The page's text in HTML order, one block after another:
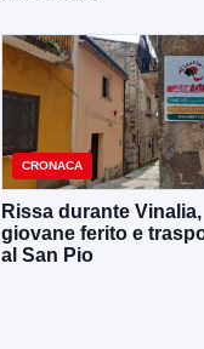
CRONACA
Rissa durante Vinalia,
giovane ferito e
al San Pio